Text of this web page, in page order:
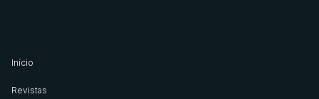
Início
Revistas